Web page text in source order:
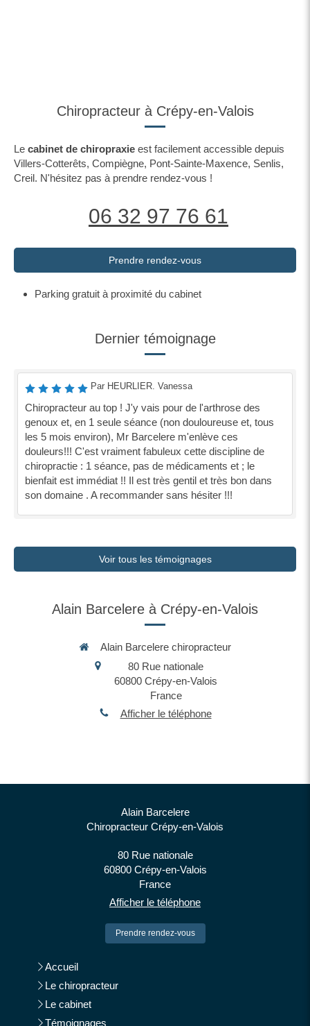
Chiropracteur à Crépy-en-Valois
Le cabinet de chiropraxie est facilement accessible depuis
Villers-Cotterêts, Compiègne, Pont-Sainte-Maxence, Senlis,
Creil. N'hésitez pas à prendre rendez-vous !
06 32 97 76 61
Prendre rendez-vous
Parking gratuit à proximité du cabinet
Dernier témoignage
Par HEURLIER. Vanessa
Chiropracteur au top ! J'y vais pour de l'arthrose des
genoux et, en 1 seule séance (non douloureuse et, tous
les 5 mois environ), Mr Barcelere m'enlève ces
douleurs!!! C'est vraiment fabuleux cette discipline de
chiropractie : 1 séance, pas de médicaments et ; le
bienfait est immédiat !! Il est très gentil et très bon dans
son domaine . A recommander sans hésiter !!!
Voir tous les témoignages
Alain Barcelere à Crépy-en-Valois
Alain Barcelere chiropracteur
80 Rue nationale
60800 Crépy-en-Valois
France
Afficher le téléphone
Alain Barcelere
Chiropracteur Crépy-en-Valois
80 Rue nationale
60800 Crépy-en-Valois
France
Afficher le téléphone
Prendre rendez-vous
Accueil
Le chiropracteur
Le cabinet
Témoignages